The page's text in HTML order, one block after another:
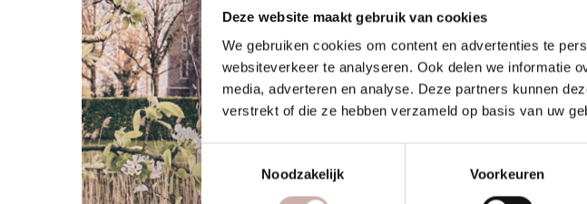
Deze website maakt gebruik van cookies
We gebruiken cookies om content en advertenties te
websiteverkeer te analyseren. Ook delen we informatie
media, adverteren en analyse. Deze partners kunnen
verstrekt of die ze hebben verzameld op basis van uw
Toestemmingsselectie
Noodzakelijk
Voorkeuren